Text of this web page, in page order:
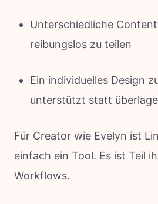
Unterschiedliche
reibungslos zu teilen
Ein individuelles Design
unterstützt statt
Für Creator wie Evelyn ist
einfach ein Tool. Es ist Teil
Workflows.